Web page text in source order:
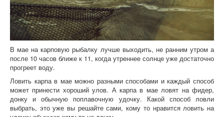
В мае на карповую рыбалку лучше выходить, не ранним утром а
после 10 часов ближе к 11, когда утреннее солнце уже достаточно
прогреет воду.
Ловить карпа в мае можно разными способами и каждый способ
может принести хороший улов. А карпа в мае ловят на фидер,
донку и обычную поплавочную удочку. Какой способ ловли
выбрать, это уже вы решайте сами, кому то нравится ловить на